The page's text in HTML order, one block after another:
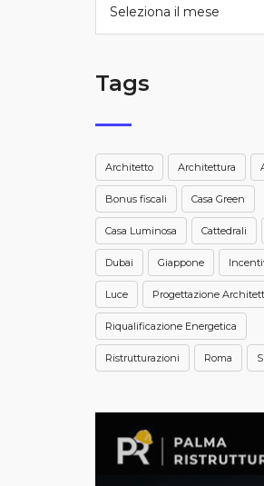
Tags
Architetto Architettura
Bonus fiscali Casa Green
Casa Luminosa Cattedrali
Dubai Giappone
Luce Progettazione
Riqualificazione Energetica
Ristrutturazioni Roma